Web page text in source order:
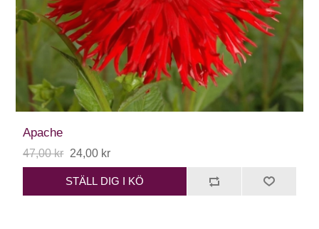
Apache
47,00 kr 24,00 kr
STÄLL DIG I KÖ